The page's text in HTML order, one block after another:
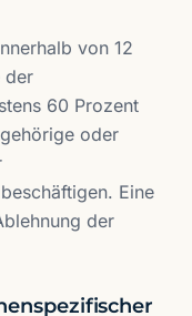
von 12
der
60 Prozent
oder
Eine
der